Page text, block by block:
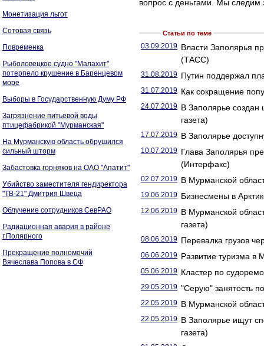
Монетизация льгот
Сотовая связь
Повременка
Рыболовецкое судно "Малахит"
потерпело крушение в Баренцевом
море
Выборы в Государственную Думу РФ
Загрязнение питьевой воды
птицефабрикой "Мурманская"
На Мурманскую область обрушился
сильный шторм
Забастовка горняков на ОАО "Апатит"
Убийство заместителя гендиректора
"ТВ-21" Дмитрия Швеца
Облучение сотрудников СевРАО
Радиационная авария в районе
г.Полярного
Прекращение полномочий
Вячеслава Попова в СФ
вопрос с деньгами. Мы следим
Статьи по теме
03.09.2019 Власти Заполярья
(ТАСС)
31.08.2019 Путин поддержал
31.07.2019 Как сокращение
24.07.2019 В Заполярье создан
газета)
17.07.2019 В Заполярье
10.07.2019 Глава Заполярья
(Интерфакс)
02.07.2019 В Мурманской
19.06.2019 Бизнесмены в
12.06.2019 В Мурманской
газета)
08.06.2019 Перевалка грузов
06.06.2019 Развитие туризма в
05.06.2019 Кластер по
29.05.2019 "Серую" занятость
22.05.2019 В Мурманской
22.05.2019 В Заполярье ищут
газета)